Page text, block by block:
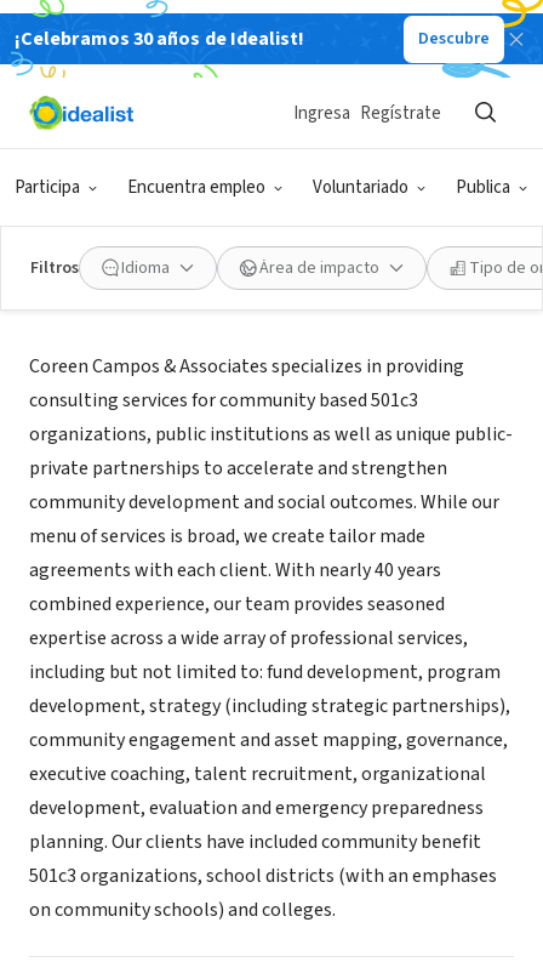
¡Celebramos 30 años de Idealist! Descubre
Participa Encuentra empleo Voluntariado Publica
Ingresa Regístrate
Filtros Idioma Área de impacto Tipo de
AGENCIA DE CONTRATACIÓN (TERCER SECTOR)
Coreen Campos & Associates
Acerca de
Coreen Campos & Associates specializes in providing
consulting services for community based 501c3
organizations, public institutions as well as unique public-
private partnerships to accelerate and strengthen
community development and social outcomes. While our
menu of services is broad, we create tailor made
agreements with each client. With nearly 40 years
combined experience, our team provides seasoned
expertise across a wide array of professional services,
including but not limited to: fund development, program
development, strategy (including strategic partnerships),
community engagement and asset mapping, governance,
executive coaching, talent recruitment, organizational
development, evaluation and emergency preparedness
planning. Our clients have included community benefit
501c3 organizations, school districts (with an emphases
on community schools) and colleges.